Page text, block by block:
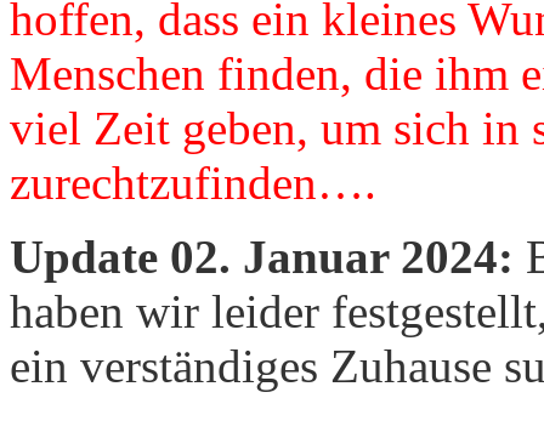
hoffen, dass ein kleines
Menschen finden, die ihm
viel Zeit geben, um sich in
zurechtzufinden….
Update 02. Januar 2024:
haben wir leider
ein verständiges Zuhause